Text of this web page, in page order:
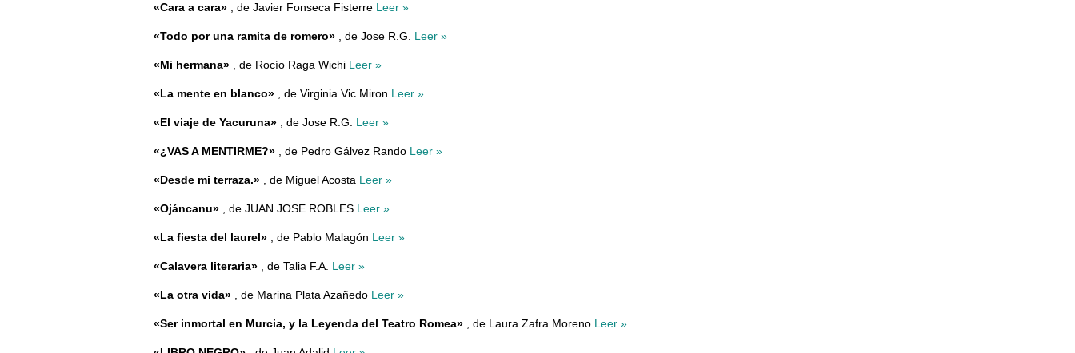
«Cara a cara» , de Javier Fonseca Fisterre Leer »
«Todo por una ramita de romero» , de Jose R.G. Leer »
«Mi hermana» , de Rocío Raga Wichi Leer »
«La mente en blanco» , de Virginia Vic Miron Leer »
«El viaje de Yacuruna» , de Jose R.G. Leer »
«¿VAS A MENTIRME?» , de Pedro Gálvez Rando Leer »
«Desde mi terraza.» , de Miguel Acosta Leer »
«Ojáncanu» , de JUAN JOSE ROBLES Leer »
«La fiesta del laurel» , de Pablo Malagón Leer »
«Calavera literaria» , de Talia F.A. Leer »
«La otra vida» , de Marina Plata Azañedo Leer »
«Ser inmortal en Murcia, y la Leyenda del Teatro Romea» , de Laura Zafra Moreno Leer »